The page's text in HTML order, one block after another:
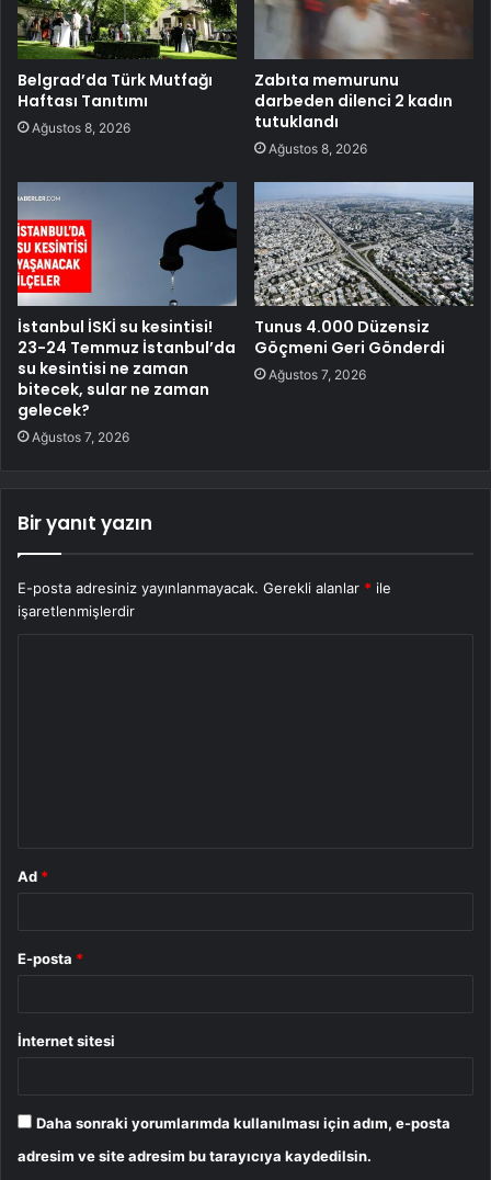
Belgrad’da Türk Mutfağı
Haftası Tanıtımı
Ağustos 8, 2026
Zabıta memurunu
darbeden dilenci 2 kadın
tutuklandı
Ağustos 8, 2026
İstanbul İSKİ su kesintisi!
23-24 Temmuz İstanbul’da
su kesintisi ne zaman
bitecek, sular ne zaman
gelecek?
Ağustos 7, 2026
Tunus 4.000 Düzensiz
Göçmeni Geri Gönderdi
Ağustos 7, 2026
Bir yanıt yazın
E-posta adresiniz yayınlanmayacak. Gerekli alanlar * ile
işaretlenmişlerdir
Ad *
E-posta *
İnternet sitesi
Daha sonraki yorumlarımda kullanılması için adım, e-posta
adresim ve site adresim bu tarayıcıya kaydedilsin.